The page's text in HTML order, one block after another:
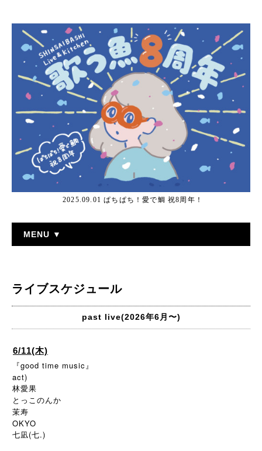
2025.09.01 ぱちぱち！愛で鯛 祝8周年！
MENU ▼
ライブスケジュール
past live(2026年6月〜)
6/11(木)
『good time music』
act)
林愛果
とっこのんか
茉寿
OKYO
七凪(七.)